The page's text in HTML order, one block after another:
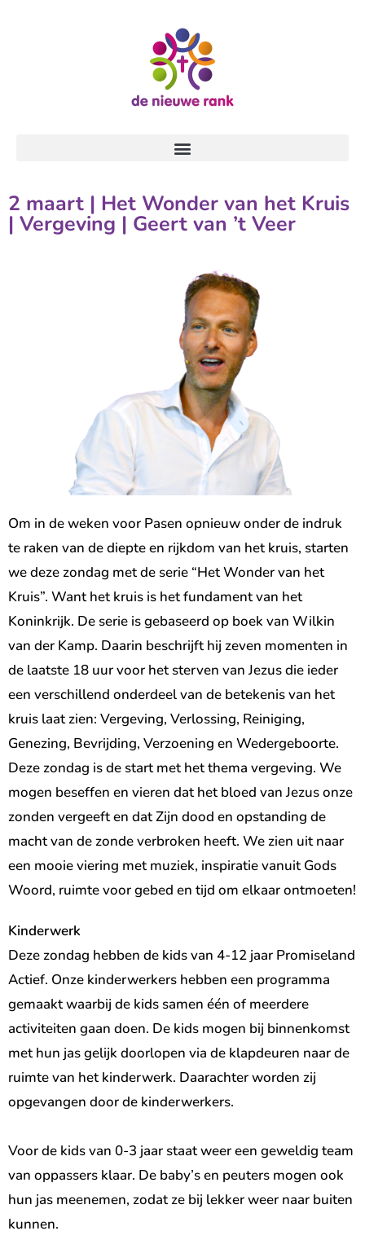
2 maart | Het Wonder van het Kruis
| Vergeving | Geert van ’t Veer
Om in de weken voor Pasen opnieuw onder de indruk
te raken van de diepte en rijkdom van het kruis, starten
we deze zondag met de serie “Het Wonder van het
Kruis”. Want het kruis is het fundament van het
Koninkrijk. De serie is gebaseerd op boek van Wilkin
van der Kamp. Daarin beschrijft hij zeven momenten in
de laatste 18 uur voor het sterven van Jezus die ieder
een verschillend onderdeel van de betekenis van het
kruis laat zien: Vergeving, Verlossing, Reiniging,
Genezing, Bevrijding, Verzoening en Wedergeboorte.
Deze zondag is de start met het thema vergeving. We
mogen beseffen en vieren dat het bloed van Jezus onze
zonden vergeeft en dat Zijn dood en opstanding de
macht van de zonde verbroken heeft. We zien uit naar
een mooie viering met muziek, inspiratie vanuit Gods
Woord, ruimte voor gebed en tijd om elkaar ontmoeten!
Kinderwerk
Deze zondag hebben de kids van 4-12 jaar Promiseland
Actief. Onze kinderwerkers hebben een programma
gemaakt waarbij de kids samen één of meerdere
activiteiten gaan doen. De kids mogen bij binnenkomst
met hun jas gelijk doorlopen via de klapdeuren naar de
ruimte van het kinderwerk. Daarachter worden zij
opgevangen door de kinderwerkers.
Voor de kids van 0-3 jaar staat weer een geweldig team
van oppassers klaar. De baby’s en peuters mogen ook
hun jas meenemen, zodat ze bij lekker weer naar buiten
kunnen.